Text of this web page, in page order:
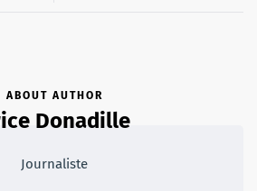
ABOUT AUTHOR
Donadille
Journaliste